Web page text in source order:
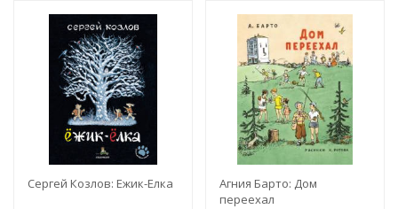
Сергей Козлов: Ежик-Елка
Агния Барто: Дом
переехал